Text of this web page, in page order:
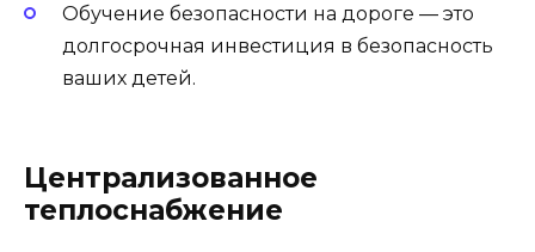
Обучение безопасности на дороге — это
долгосрочная инвестиция в безопасность
ваших детей.
Централизованное
теплоснабжение